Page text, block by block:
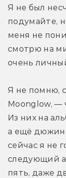
Я не был
подумайте,
меня не
смотрю на
очень
Я не помню,
Moonglow, —
Из них на
а ещё
сейчас я не
следующий
пять, даже